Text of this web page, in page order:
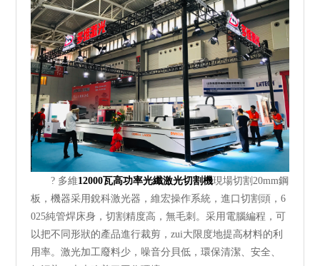
走進多維
? 多維12000瓦高功率光纖激光切割機現場切割20mm鋼
板，機器采用銳科激光器，維宏操作系統，進口切割頭，6
025純管焊床身，切割精度高，無毛刺。采用電腦編程，可
以把不同形狀的產品進行裁剪，zui大限度地提高材料的利
用率。激光加工廢料少，噪音分貝低，環保清潔、安全、